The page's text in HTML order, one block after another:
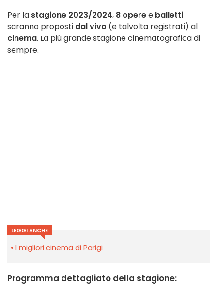
Per la stagione 2023/2024, 8 operee balletti
saranno proposti dal vivo (e talvolta registrati) al
cinema. La più grande stagione cinematografica di
sempre.
LEGGI ANCHE
I migliori cinema di Parigi
Programma dettagliato della stagione: